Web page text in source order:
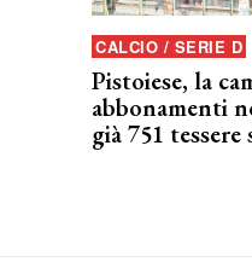
CALCIO / SERIE D
Pistoiese, la
abbonamenti
già 751